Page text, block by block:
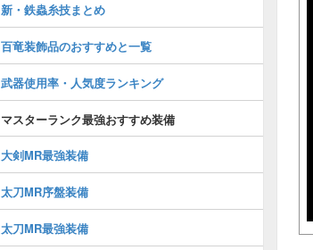
新・鉄蟲糸技まとめ
百竜装飾品のおすすめと一覧
武器使用率・人気度ランキング
マスターランク最強おすすめ装備
大剣MR最強装備
太刀MR序盤装備
太刀MR最強装備